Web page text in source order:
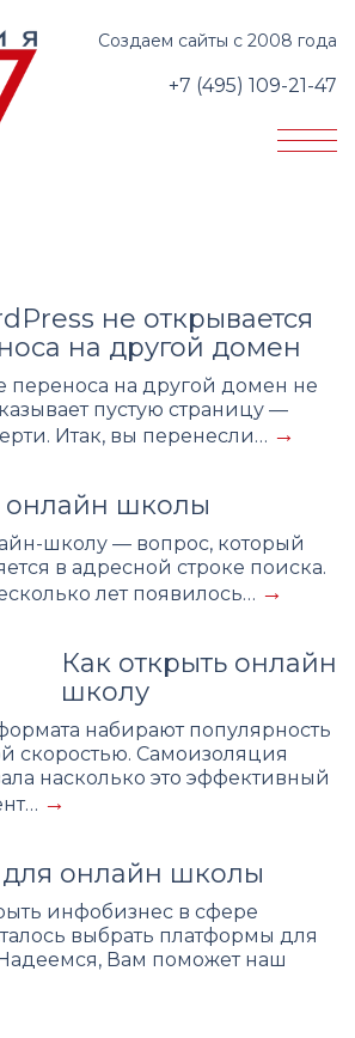
Создаем сайты с 2008 года
+7 (495) 109-21-47
не открывается
на другой домен
переноса на другой домен не
пустую страницу —
Итак, вы перенесли… →
онлайн школы
школу — вопрос, который
в адресной строке поиска.
лет появилось… →
Как открыть онлайн
школу
набирают популярность
скоростью. Самоизоляция
насколько это эффективный
→
онлайн школы
инфобизнес в сфере
выбрать платформы для
Вам поможет наш